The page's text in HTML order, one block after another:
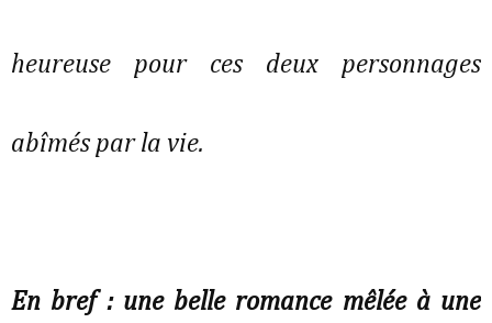
heureuse pour ces deux personnages
abîmés par la vie.
En bref : une belle romance mêlée à une